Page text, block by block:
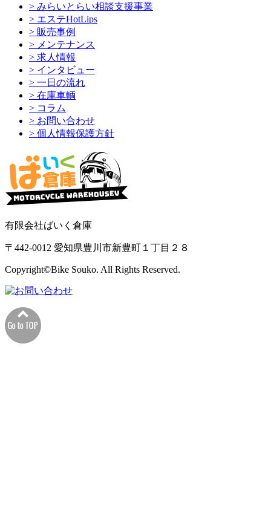
> みらいとらい相談支援事業
> エステHotLips
> 販売事例
> メンテナンス
> 求人情報
> インタビュー
> 一日の流れ
> 在庫車輌
> コラム
> お問い合わせ
> 個人情報保護方針
有限会社ばいく倉庫
〒442-0012 愛知県豊川市新豊町１丁目２８
Copyright©Bike Souko. All Rights Reserved.